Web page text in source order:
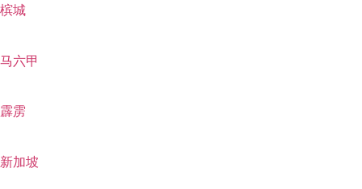
槟城
马六甲
霹雳
新加坡